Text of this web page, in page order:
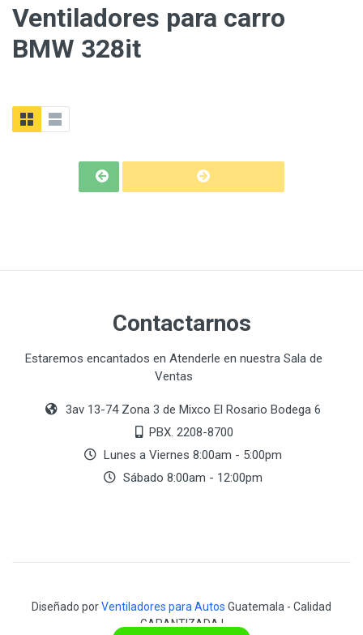
Ventiladores para carro
BMW 328it
Contactarnos
Estaremos encantados en Atenderle en nuestra Sala de
Ventas
3av 13-74 Zona 3 de Mixco El Rosario Bodega 6
PBX. 2208-8700
Lunes a Viernes 8:00am - 5:00pm
Sábado 8:00am - 12:00pm
Diseñado porVentiladores para Autos Guatemala - Calidad
GARANTIZADA !